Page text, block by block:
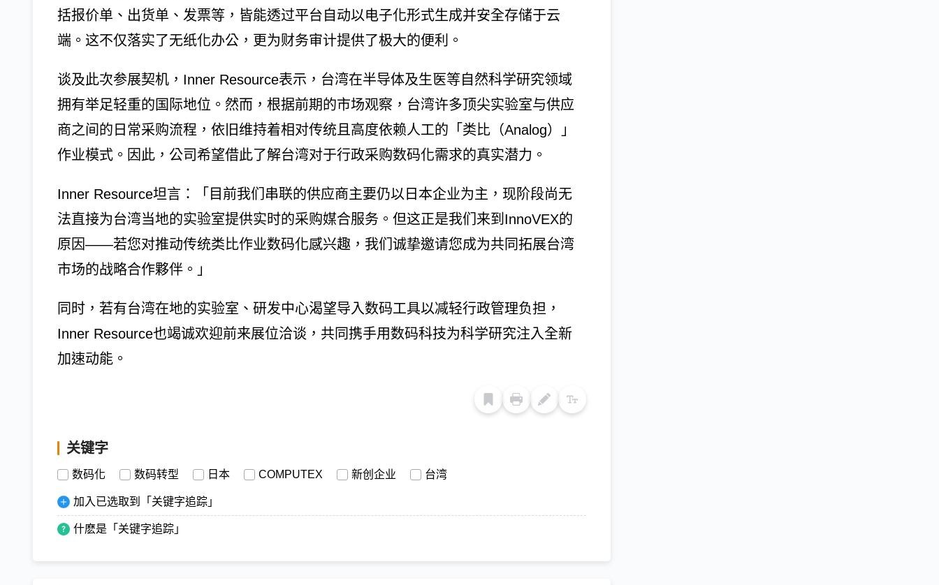
括报价单、出货单、发票等，皆能透过平台自动以电子化形式生成并安全存储于云
端。这不仅落实了无纸化办公，更为财务审计提供了极大的便利。
谈及此次参展契机，Inner Resource表示，台湾在半导体及生医等自然科学研究领域
拥有举足轻重的国际地位。然而，根据前期的市场观察，台湾许多顶尖实验室与供应
商之间的日常采购流程，依旧维持着相对传统且高度依赖人工的「类比（Analog）」
作业模式。因此，公司希望借此了解台湾对于行政采购数码化需求的真实潜力。
Inner Resource坦言：「目前我们串联的供应商主要仍以日本企业为主，现阶段尚无
法直接为台湾当地的实验室提供实时的采购媒合服务。但这正是我们来到InnoVEX的
原因——若您对推动传统类比作业数码化感兴趣，我们诚挚邀请您成为共同拓展台湾
市场的战略合作夥伴。」
同时，若有台湾在地的实验室、研发中心渴望导入数码工具以减轻行政管理负担，
Inner Resource也竭诚欢迎前来展位洽谈，共同携手用数码科技为科学研究注入全新
加速动能。
关键字
数码化 数码转型 日本 COMPUTEX 新创企业 台湾
加入已选取到「关键字追踪」
什麽是「关键字追踪」